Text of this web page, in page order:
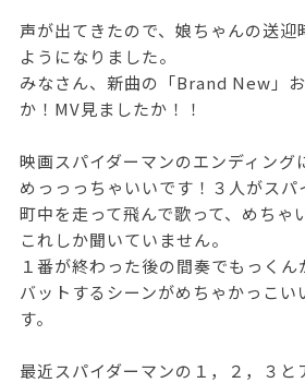
声が出てきたので、娘ちゃんの送迎
ようになりました。
みなさん、新曲の「Brand New」
か！MV見ましたか！！
映画スパイダーマンのエンディング
めっっっちゃいいです！３人がスパ
町中を走って飛んで歌って、めちゃ
これしか聞いていません。
１番が終わった後の間奏でもっく
バットするシーンがめちゃかっこい
す。
最近スパイダーマンの１，２，３と